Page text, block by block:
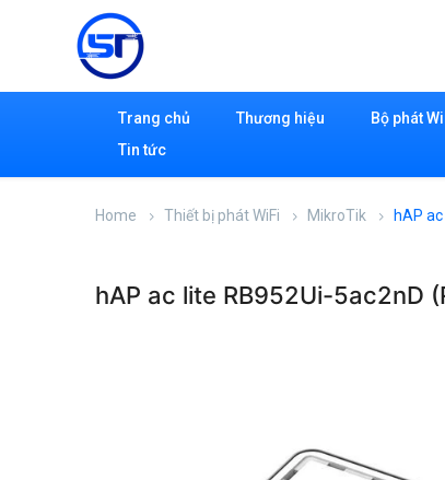
Trang chủ Thương hiệu Bộ phát
Tin tức
Home Thiết bị phát WiFi MikroTik hAP
hAP ac lite RB952Ui-5ac2nD